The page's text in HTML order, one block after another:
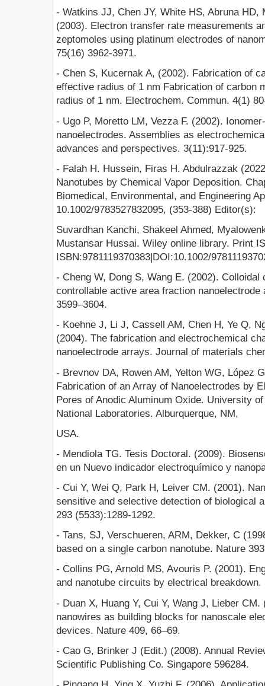
- Watkins JJ, Chen JY, White HS, Abruna HD,
(2003). Electron transfer rate measurements
zeptomoles using platinum electrodes of
75(16) 3962-3971.
- Chen S, Kucernak A, (2002). Fabrication of
effective radius of 1 nm Fabrication of carbon
radius of 1 nm. Electrochem. Commun. 4(1)
- Ugo P, Moretto LM, Vezza F. (2002).
nanoelectrodes. Assemblies as
advances and perspectives. 3(11):917-925.
- Falah H. Hussein, Firas H. Abdulrazzak
Nanotubes by Chemical Vapor Deposition.
Biomedical, Environmental, and Engineering
10.1002/9783527832095, (353-388) Editor(s):
Suvardhan Kanchi, Shakeel Ahmed,
Mustansar Hussai. Wiley online library. Print
ISBN:9781119370383|DOI:10.1002/
- Cheng W, Dong S, Wang E. (2002).
controllable active area fraction
3599–3604.
- Koehne J, Li J, Cassell AM, Chen H, Ye Q,
(2004). The fabrication and electrochemical
nanoelectrode arrays. Journal of materials
- Brevnov DA, Rowen AM, Yelton WG, López
Fabrication of an Array of Nanoelectrodes by
Pores of Anodic Aluminum Oxide. University
National Laboratories. Alburquerque, NM,
USA.
- Mendiola TG. Tesis Doctoral. (2009).
en un Nuevo indicador electroquímico y
- Cui Y, Wei Q, Park H, Leiver CM. (2001).
sensitive and selective detection of biological
293 (5533):1289-1292.
- Tans, SJ, Verschueren, ARM, Dekker, C
based on a single carbon nanotube. Nature
- Collins PG, Arnold MS, Avouris P. (2001).
and nanotube circuits by electrical
- Duan X, Huang Y, Cui Y, Wang J, Lieber
nanowires as building blocks for nanoscale
devices. Nature 409, 66–69.
- Cao G, Brinker J (Edit.) (2008). Annual
Scientific Publishing Co. Singapore 596284.